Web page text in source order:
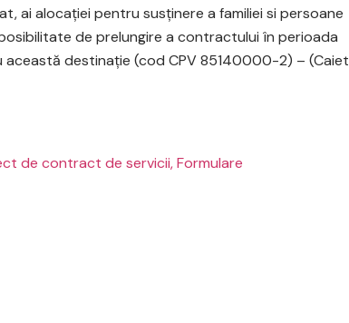
ai alocației pentru susținere a familiei si persoane
de prelungire a contractului în perioada
această destinație (cod CPV 85140000-2) – (Caiet
de contract de servicii, Formulare